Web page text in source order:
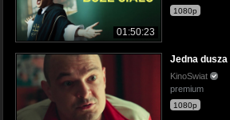
01:50:23
1080p
Jedna dusza
KinoSwiat
premium
1080p